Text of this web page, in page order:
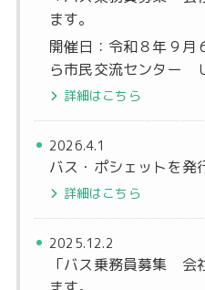
ます。
開催日：令和８年９
ら市民交流センター
詳細はこちら
2026.4.1
バス・ポシェットを発
詳細はこちら
2025.12.2
「バス乗務員募集 会